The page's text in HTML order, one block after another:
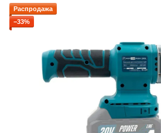
Распродажа
−33%